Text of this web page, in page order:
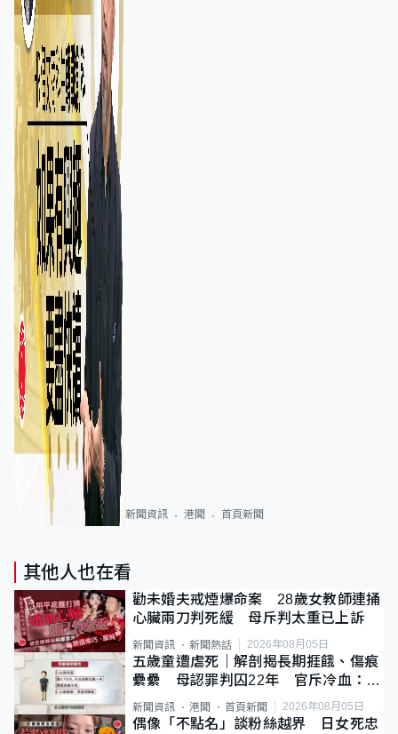
新聞資訊 港聞 首頁新聞
其他人也在看
勸未婚夫戒煙爆命案 28歲女教師連捅
心臟兩刀判死緩 母斥判太重已上訴
新聞資訊 新聞熱話 2026年08月05日
五歲童遭虐死｜解剖揭長期捱餓、傷痕
纍纍 母認罪判囚22年 官斥冷血：同
類案最惡劣
新聞資訊 港聞 首頁新聞 2026年08月05日
偶像「不點名」談粉絲越界 日女死忠